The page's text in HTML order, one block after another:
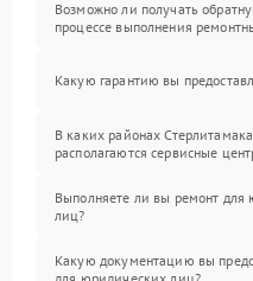
Возможно ли получать
процессе выполнения
Какую гарантию вы
В каких районах Стерлитамака
располагаются сервисные
Выполняете ли вы ремонт для
лиц?
Какую документацию вы
для юридических лиц?